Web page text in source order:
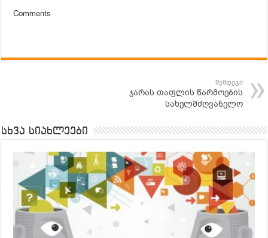
Comments
შემდეგი
ჯარას თაფლის წარმოების
სახელმძღვანელო
სხვა სიახლეები